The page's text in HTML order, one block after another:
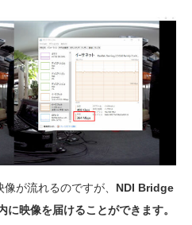
が流れるのですが、 NDI Bridge
映像を届けることができます。